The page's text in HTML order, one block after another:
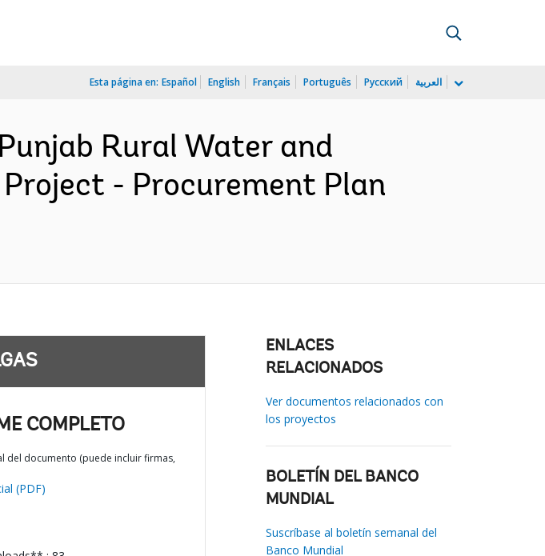
Esta página en: Español English Français Português Русский العربية
Rural Water and
- Procurement Plan
COMPLETO
del documento (puede incluir firmas,
(PDF)
ENLACES
RELACIONADOS
Ver documentos relacionados con
los proyectos
BOLETÍN DEL BANCO
MUNDIAL
Suscríbase al boletín semanal del
Banco Mundial